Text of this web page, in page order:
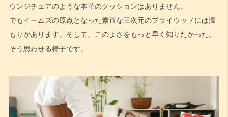
ウンジチェアのような本革のクッションはありません。
でもイームズの原点となった素直な三次元のプライウッドには温
もりがあります。そして、このよさをもっと早く知りたかった。
そう思わせる椅子です。